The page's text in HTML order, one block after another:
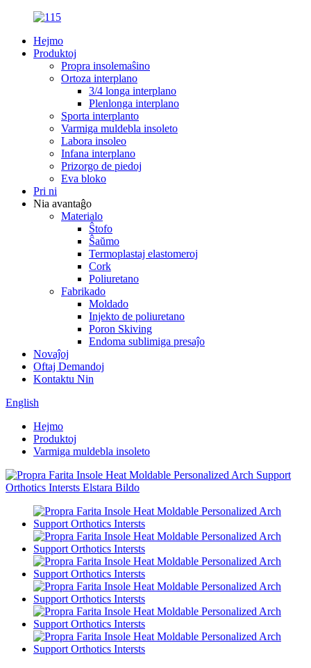
Hejmo
Produktoj
Propra insolemaŝino
Ortoza interplano
3/4 longa interplano
Plenlonga interplano
Sporta interplanto
Varmiga muldebla insoleto
Labora insoleo
Infana interplano
Prizorgo de piedoj
Eva bloko
Pri ni
Nia avantaĝo
Materialo
Ŝtofo
Ŝaŭmo
Termoplastaj elastomeroj
Cork
Poliuretano
Fabrikado
Moldado
Injekto de poliuretano
Poron Skiving
Endoma sublimiga presaĵo
Novaĵoj
Oftaj Demandoj
Kontaktu Nin
English
Hejmo
Produktoj
Varmiga muldebla insoleto